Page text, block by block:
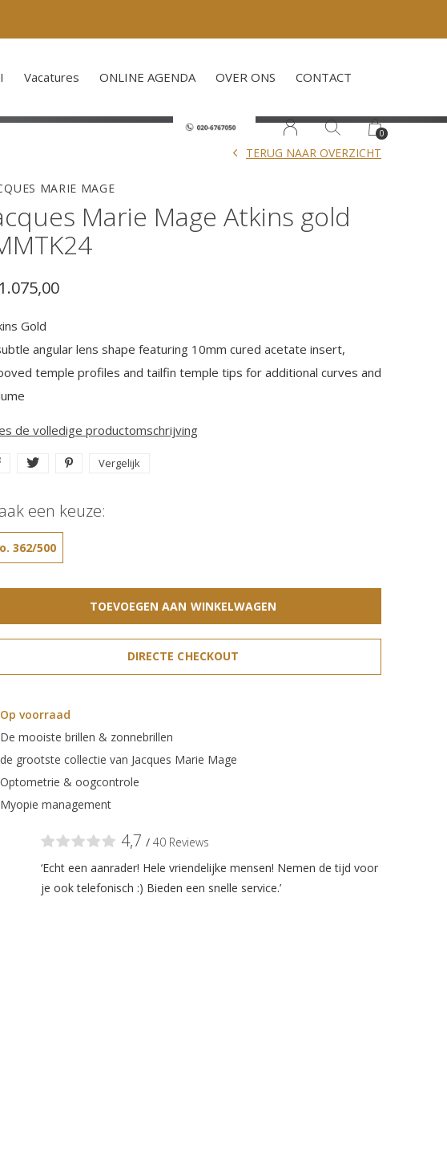
Vacatures ONLINE AGENDA OVER ONS
CONTACT
0
MARIE MAGE
Marie Mage Atkins gold
TERUG NAAR OVERZICHT
Gold
angular lens shape featuring 10mm cured acetate insert,
temple profiles and tailfin temple tips for additional curves and
de volledige productomschrijving
Vergelijk
een keuze:
362/500
TOEVOEGEN AAN WINKELWAGEN
DIRECTE CHECKOUT
Op voorraad
De mooiste brillen & zonnebrillen
de grootste collectie van Jacques Marie Mage
Optometrie & oogcontrole
Myopie management
4,7 / 40 Reviews
‘Echt een aanrader! Hele vriendelijke mensen! Nemen de tijd voor
je ook telefonisch :) Bieden een snelle service.’